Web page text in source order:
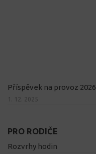
Příspěvek na provoz 2026
1. 12. 2025
PRO RODIČE
Rozvrhy hodin